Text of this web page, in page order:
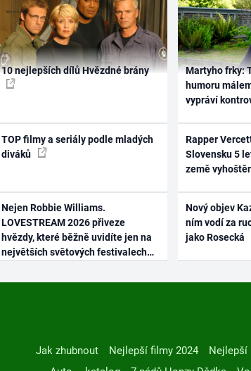
10 nejlepších dílů Hvězdné brány
TOP filmy a seriály podle mladých
diváků
Nejen Robbie Williams.
LOVESTREAM 2026 přiveze
hvězdy, které běžně uvidíte jen na
největších světových festivalech
Martyho frky:
humoru
vypráví
Rapper
Slovensku 5
země
Nový objev
ním vodí za
jako Rosecká
Jak zhubnout Nejlepší filmy 2024 Nejlepší